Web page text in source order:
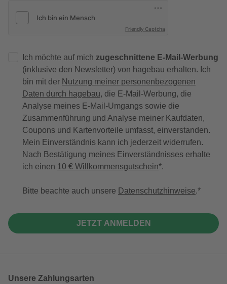
Friendly Captcha
Ich möchte auf mich zugeschnittene E-Mail-Werbung
(inklusive den Newsletter) von hagebau erhalten. Ich
bin mit der Nutzung meiner personenbezogenen
Daten durch hagebau, die E-Mail-Werbung, die
Analyse meines E-Mail-Umgangs sowie die
Zusammenführung und Analyse meiner Kaufdaten,
Coupons und Kartenvorteile umfasst, einverstanden.
Mein Einverständnis kann ich jederzeit widerrufen.
Nach Bestätigung meines Einverständnisses erhalte
ich einen 10 € Willkommensgutschein*.
Bitte beachte auch unsere Datenschutzhinweise.
JETZT ANMELDEN
Unsere Zahlungsarten